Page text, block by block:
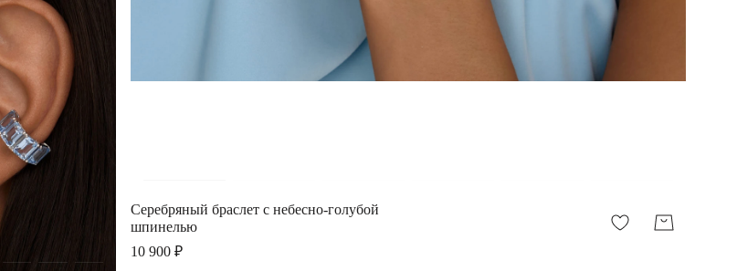
Серебряный браслет с небесно-голубой
шпинелью
10 900 ₽